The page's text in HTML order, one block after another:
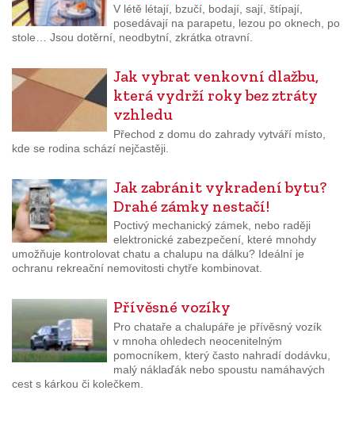
V létě létají, bzučí, bodají, sají, štípají,
posedávají na parapetu, lezou po oknech, po
stole… Jsou dotěrní, neodbytní, zkrátka otravní.
Jak vybrat venkovní dlažbu,
která vydrží roky bez ztráty
vzhledu
Přechod z domu do zahrady vytváří místo,
kde se rodina schází nejčastěji.
Jak zabránit vykradení bytu?
Drahé zámky nestačí!
Poctivý mechanický zámek, nebo raději
elektronické zabezpečení, které mnohdy
umožňuje kontrolovat chatu a chalupu na dálku? Ideální je
ochranu rekreační nemovitosti chytře kombinovat.
Přívěsné vozíky
Pro chataře a chalupáře je přívěsný vozík
v mnoha ohledech neocenitelným
pomocníkem, který často nahradí dodávku,
malý náklaďák nebo spoustu namáhavých
cest s kárkou či kolečkem.